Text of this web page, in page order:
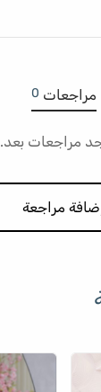
مراجعات 0
مراجعات بعد.
مراجعة